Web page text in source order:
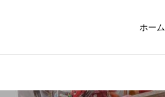
ホーム